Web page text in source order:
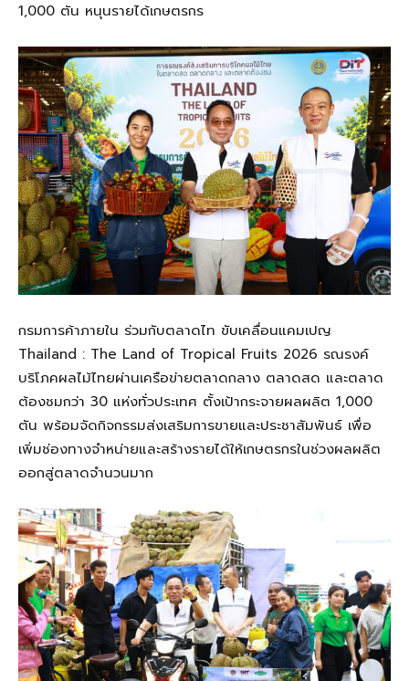
1,000 ตัน หนุนรายได้เกษตรกร
กรมการค้าภายใน ร่วมกับตลาดไท ขับเคลื่อนแคมเปญ
Thailand : The Land of Tropical Fruits 2026 รณรงค์
บริโภคผลไม้ไทยผ่านเครือข่ายตลาดกลาง ตลาดสด และตลาด
ต้องชมกว่า 30 แห่งทั่วประเทศ ตั้งเป้ากระจายผลผลิต 1,000
ตัน พร้อมจัดกิจกรรมส่งเสริมการขายและประชาสัมพันธ์ เพื่อ
เพิ่มช่องทางจำหน่ายและสร้างรายได้ให้เกษตรกรในช่วงผลผลิต
ออกสู่ตลาดจำนวนมาก